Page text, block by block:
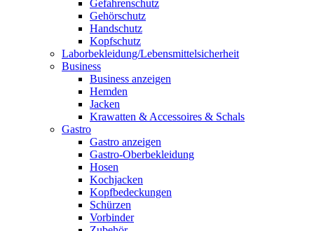
Gefahrenschutz
Gehörschutz
Handschutz
Kopfschutz
Laborbekleidung/Lebensmittelsicherheit
Business
Business anzeigen
Hemden
Jacken
Krawatten & Accessoires & Schals
Gastro
Gastro anzeigen
Gastro-Oberbekleidung
Hosen
Kochjacken
Kopfbedeckungen
Schürzen
Vorbinder